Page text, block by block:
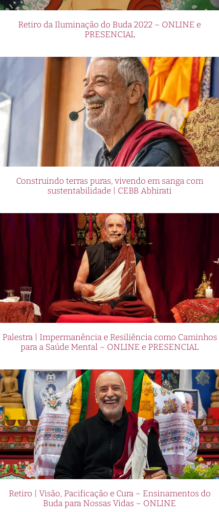
Retiro da Iluminação do Buda 2022 – ONLINE e
PRESENCIAL
Construindo terras puras, vivendo em sanga com
sustentabilidade | CEBB Abhirati
Palestra | Impermanência e Resiliência como Caminhos
para a Saúde Mental – ONLINE e PRESENCIAL
Retiro | Visão, Pacificação e Cura – Ensinamentos do
Buda para Nossas Vidas – ONLINE